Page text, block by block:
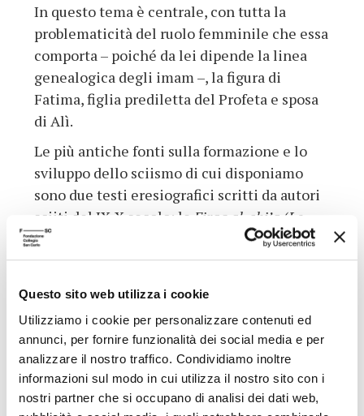
Questo sito web utilizza i cookie
Utilizziamo i cookie per personalizzare contenuti ed
annunci, per fornire funzionalità dei social media e per
analizzare il nostro traffico. Condividiamo inoltre
informazioni sul modo in cui utilizza il nostro sito con i
nostri partner che si occupano di analisi dei dati web,
In questo tema è centrale, con tutta la
problematicità del ruolo femminile che essa
comporta – poiché da lei dipende la linea
genealogica degli imam –, la figura di
Fatima, figlia prediletta del Profeta e sposa
di Alì.
Le più antiche fonti sulla formazione e lo
sviluppo dello sciismo di cui disponiamo
sono due testi eresiografici scritti da autori
sciiti del IX-X secolo: le Firaq al-shi’a (Le
divisioni dello sciismo),
opera scritta da al-
Hasan ibn Musa al-Nawbakhti entro l’anno
divisioni ),redatte da Sa’d ibn ‘Abdallah al-
Qummi intorno al 905. Insieme allo pseudo
al-Nashi’ al-Akbar, autore di una fonte
analoga di poco precedente, gliUsul al-nihal
(I fondamenti delle sette), i due eresiografi